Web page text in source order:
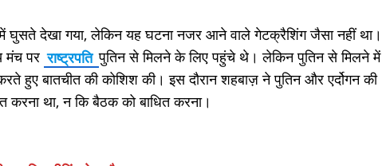
में घुसते देखा गया, लेकिन यह घटना नजर आने वाले गेटक्रैशिंग जैसा नहीं था।
मंच पर राष्ट्रपति पुतिन से मिलने के लिए पहुंचे थे। लेकिन पुतिन से मिलने में
हुए बातचीत की कोशिश की। इस दौरान शहबाज़ ने पुतिन और एर्दोगन की
करना था, न कि बैठक को बाधित करना।